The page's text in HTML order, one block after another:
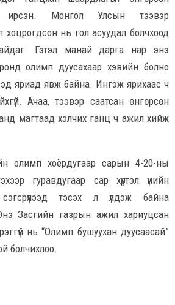
ирсэн. Монгол Улсын тээвэр
нь гол асуудал болчхоод
Гэтэл манай дарга нар энэ
олимп дуусахаар хэвийн болно
яриад явж байна. Ингэж ярихаас ч
Ачаа, тээвэр саатсан өнгөрсөн
магтаад хэлчих ганц ч ажил хийж
олимп хоёрдугаар сарын 4-20-ны
гуравдугаар сар хүртэл үнийн
тэсэх л үлдэж байна
Засгийн газрын ажил хариуцсан
нь “Олимп бушуухан дуусаасай”
болчихлоо.